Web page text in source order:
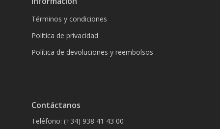
Términos y condiciones
Política de privacidad
Política de devoluciones y reembolsos
Contáctanos
Teléfono: (+34) 938 41 43 00